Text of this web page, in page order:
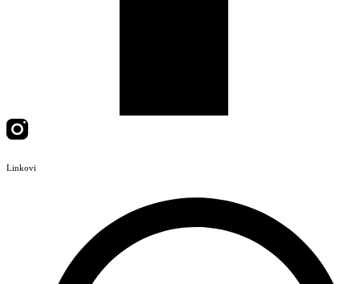
Linkovi